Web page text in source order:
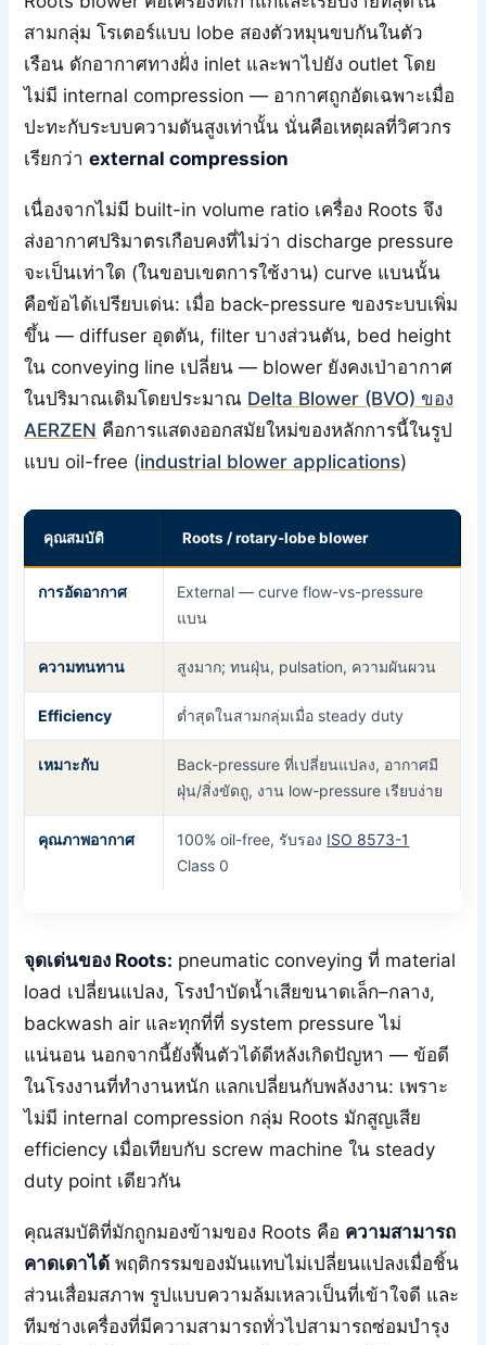
สามกลุ่ม โรเตอร์แบบ lobe สองตัวหมุนขบกันในตัว
เรือน ดักอากาศทางฝั่ง inlet และพาไปยัง outlet โดย
ไม่มี internal compression — อากาศถูกอัดเฉพาะเมื่อ
ปะทะกับระบบความดันสูงเท่านั้น นั่นคือเหตุผลที่วิศวกร
เรียกว่าexternal compression
เนื่องจากไม่มี built-in volume ratio เครื่อง Roots จึง
ส่งอากาศปริมาตรเกือบคงที่ไม่ว่า discharge pressure
จะเป็นเท่าใด (ในขอบเขตการใช้งาน) curve แบนนั้น
คือข้อได้เปรียบเด่น: เมื่อ back-pressure ของระบบเพิ่ม
ขึ้น — diffuser อุดตัน, filter บางส่วนตัน, bed height
ใน conveying line เปลี่ยน — blower ยังคงเป่าอากาศ
ในปริมาณเดิมโดยประมาณ Delta Blower (BVO) ของ
AERZEN คือการแสดงออกสมัยใหม่ของหลักการนี้ในรูป
แบบ oil-free (industrial blower applications)
คุณสมบัติ Roots / rotary-lobe blower
การอัดอากาศ
External — curve flow-vs-pressure
แบน
ความทนทาน สูงมาก; ทนฝุ่น, pulsation, ความผันผวน
Efficiency ต่ำสุดในสามกลุ่มเมื่อ steady duty
เหมาะกับ
Back-pressure ที่เปลี่ยนแปลง, อากาศมี
ฝุ่น/สิ่งขัดถู, งาน low-pressure เรียบง่าย
คุณภาพอากาศ 100% oil-free, รับรอง ISO 8573-1
Class 0
จุดเด่นของ Roots: pneumatic conveying ที่ material
load เปลี่ยนแปลง, โรงบำบัดน้ำเสียขนาดเล็ก–กลาง,
backwash air และทุกที่ที่ system pressure ไม่
แน่นอน นอกจากนี้ยังฟื้นตัวได้ดีหลังเกิดปัญหา — ข้อดี
ในโรงงานที่ทำงานหนัก แลกเปลี่ยนกับพลังงาน: เพราะ
ไม่มี internal compression กลุ่ม Roots มักสูญเสีย
efficiency เมื่อเทียบกับ screw machine ใน steady
duty point เดียวกัน
คุณสมบัติที่มักถูกมองข้ามของ Roots คือ ความสามารถ
คาดเดาได้ พฤติกรรมของมันแทบไม่เปลี่ยนแปลงเมื่อชิ้น
ส่วนเสื่อมสภาพ รูปแบบความล้มเหลวเป็นที่เข้าใจดี และ
ทีมช่างเครื่องที่มีความสามารถทั่วไปสามารถซ่อมบำรุง